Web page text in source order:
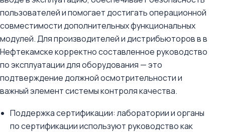
пользователей и помогает достигать операционной
совместимости дополнительных функциональных
модулей. Для производителей и дистрибьюторов в в
Нефтекамске корректно составленное руководство
по эксплуатации для оборудования — это
подтверждение должной осмотрительности и
важный элемент системы контроля качества.
Поддержка сертификации: лаборатории и органы
по сертификации используют руководство как